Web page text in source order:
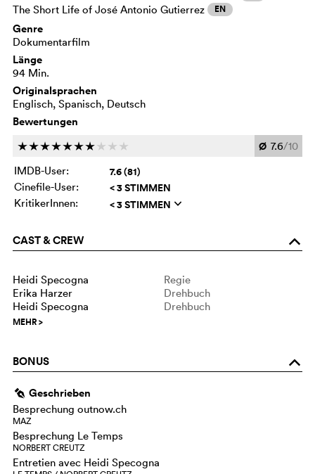
The Short Life of José Antonio Gutierrez EN
Genre
Dokumentarfilm
Länge
94 Min.
Originalsprachen
Englisch, Spanisch, Deutsch
Bewertungen
ccccccc c c c Ø 7.6/10
IMDB-User:
7.6 (81)
Cinefile-User: < 3 STIMMEN
KritikerInnen: < 3 STIMMEN q
CAST & CREW o
Heidi Specogna
Regie
Erika Harzer
Drehbuch
Heidi Specogna
Drehbuch
MEHR>
BONUS o
g Geschrieben
Besprechung outnow.ch
MAZ
Besprechung Le Temps
NORBERT CREUTZ
Entretien avec Heidi Specogna